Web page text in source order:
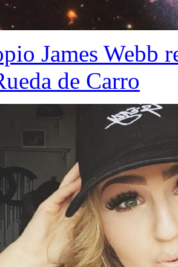
James Webb
de Carro